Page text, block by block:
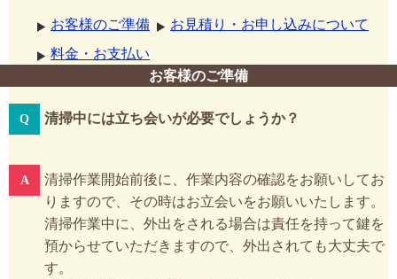
お客様のご準備
お見積り・お申し込みについて
料金・お支払い
お客様のご準備
清掃中には立ち会いが必要でしょうか？
清掃作業開始前後に、作業内容の確認をお願いしてお
りますので、その時はお立会いをお願いいたします。
清掃作業中に、外出をされる場合は責任を持って鍵を
預からせていただきますので、外出されても大丈夫で
す。